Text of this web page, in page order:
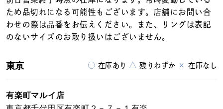
ため品切れになる可能性もございます。店舗にお問い合
わせの際は品番をお伝えください。また、リングは表記
のないサイズのお取り扱いはございません。
○ 在庫あり △ 残りわずか × 在庫なし
東京
有楽町マルイ店